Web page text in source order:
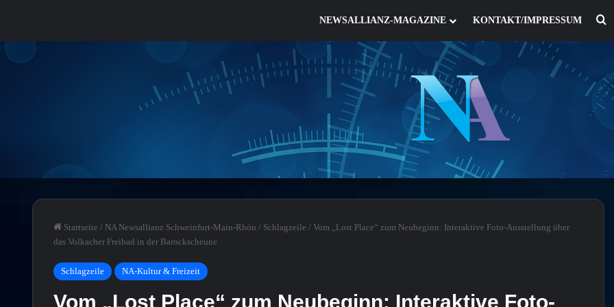
NEWSALLIANZ-MAGAZINE KONTAKT/IMPRESSUM
Startseite / NA Newsallianz Schweinfurt-Main-Rhön / Schlagzeile / Vom „Lost Place“ zum Neubeginn: Interaktive Foto-Ausstellung über
das Volkacher Freibad in der Barockscheune
Schlagzeile NA-Kultur & Freizeit
Vom „Lost Place“ zum Neubeginn: Interaktive Foto-